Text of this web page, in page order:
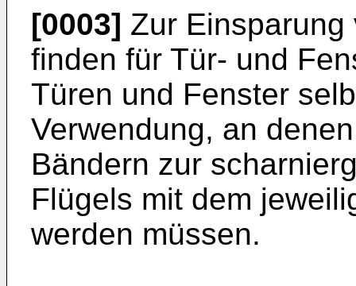
[0003] Zur
finden für Tür- und
Türen und Fenster
Verwendung, an
Bändern zur
Flügels mit dem
werden müssen.